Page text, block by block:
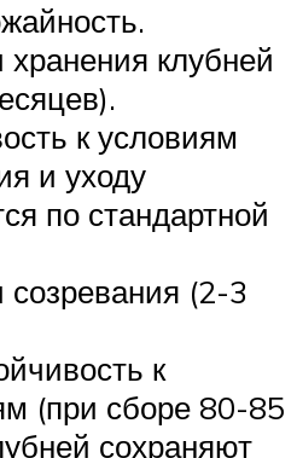
хранения клубней
к условиям
и уходу
по стандартной
(2-3
к
(при сборе 80-85
сохраняют